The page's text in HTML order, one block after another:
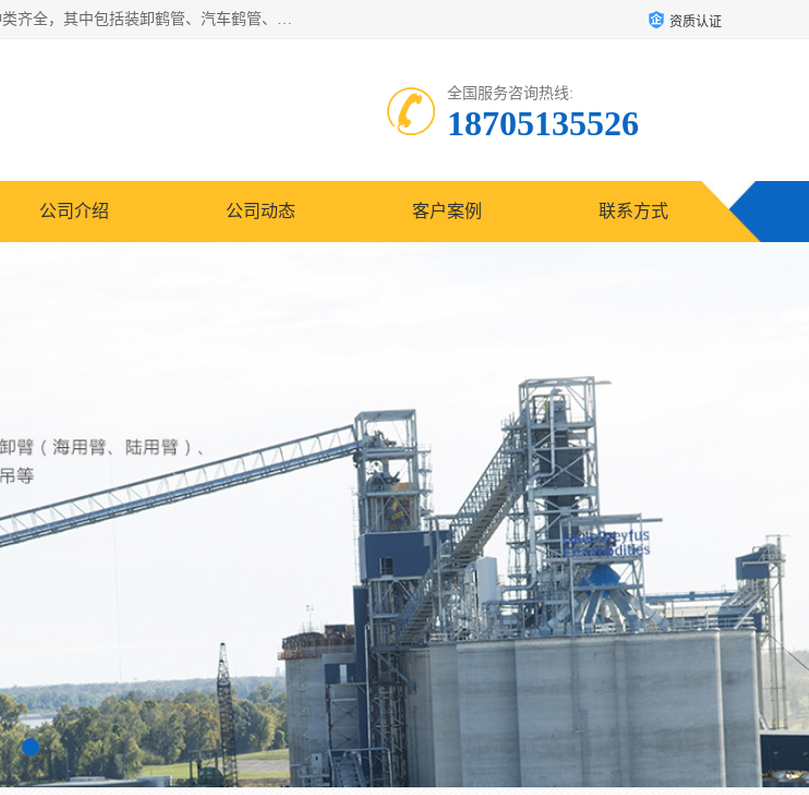
江苏国胜石化装备科技有限公司生产的产品广泛的应用于石油、石化等行业中，产品种类齐全，其中包括装卸鹤管、汽车鹤管、火车鹤管、装车鹤管、卸车鹤管、上装鹤管、下装鹤管、lng鹤管、发油鹤管、液氨鹤管、液化气鹤管等，我们生产的产品质量上乘，价格实惠，服务好，买鹤管就到国胜石化装备！ 资质认证
全国服务咨询热线:
18705135526
公司介绍 公司动态 客户案例 联系方式